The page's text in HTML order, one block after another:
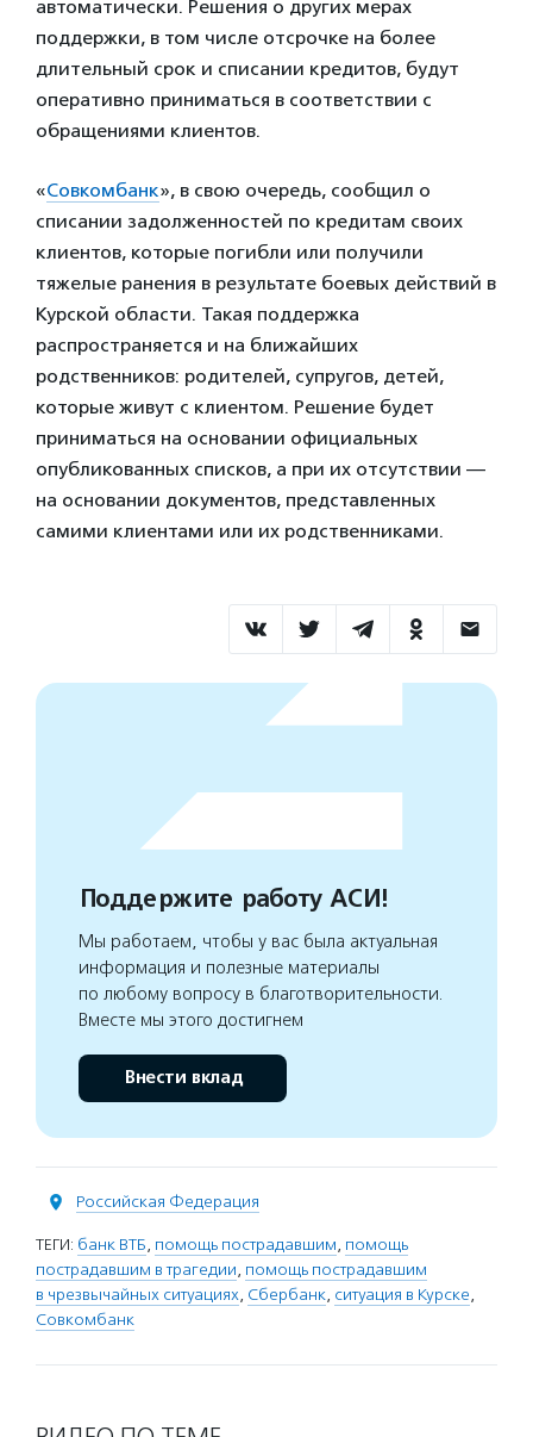
автоматически. Решения о других мерах
поддержки, в том числе отсрочке на более
длительный срок и списании кредитов, будут
оперативно приниматься в соответствии с
обращениями клиентов.
«Совкомбанк», в свою очередь, сообщил о
списании задолженностей по кредитам своих
клиентов, которые погибли или получили
тяжелые ранения в результате боевых действий в
Курской области. Такая поддержка
распространяется и на ближайших
родственников: родителей, супругов, детей,
которые живут с клиентом. Решение будет
приниматься на основании официальных
опубликованных списков, а при их отсутствии —
на основании документов, представленных
самими клиентами или их родственниками.
Поддержите работу АСИ!
Мы работаем, чтобы у вас была актуальная
информация и полезные материалы
по любому вопросу в благотворительности.
Вместе мы этого достигнем
Внести вклад
Российская Федерация
ТЕГИ: банк ВТБ, помощь пострадавшим, помощь
пострадавшим в трагедии, помощь пострадавшим
в чрезвычайных ситуациях, Сбербанк, ситуация в Курске,
Совкомбанк